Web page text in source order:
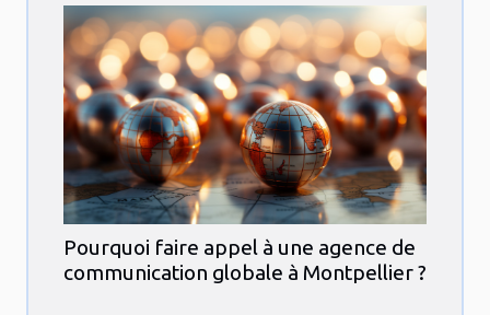
Pourquoi faire appel à une agence de
communication globale à Montpellier ?